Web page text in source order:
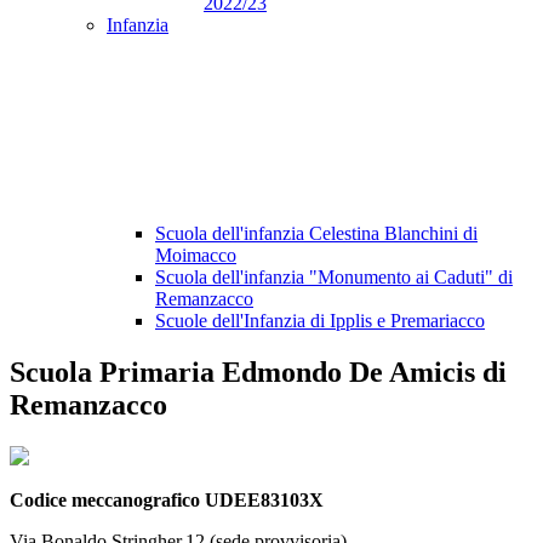
Infanzia
Scuola dell'infanzia Celestina Blanchini di
Moimacco
Scuola dell'infanzia "Monumento ai Caduti" di
Remanzacco
Scuole dell'Infanzia di Ipplis e Premariacco
Scuola Primaria Edmondo De Amicis di
Remanzacco
Codice meccanografico UDEE83103X